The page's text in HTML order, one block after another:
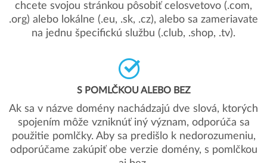
chcete svojou stránkou pôsobiť celosvetovo (.com,
.org) alebo lokálne (.eu, .sk, .cz), alebo sa zameriavate
na jednu špecifickú službu (.club, .shop, .tv).
S POMLČKOU ALEBO BEZ
Ak sa v názve domény nachádzajú dve slová, ktorých
spojením môže vzniknúť iný význam, odporúča sa
použitie pomlčky. Aby sa predišlo k nedorozumeniu,
odporúčame zakúpiť obe verzie domény, s pomlčkou